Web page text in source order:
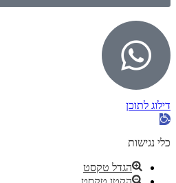
דילוג לתוכן
פתח
נגישות
כלי נגישות
הגדל טקסט